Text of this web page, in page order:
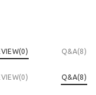
0) Q&A(8)
0) Q&A(8)